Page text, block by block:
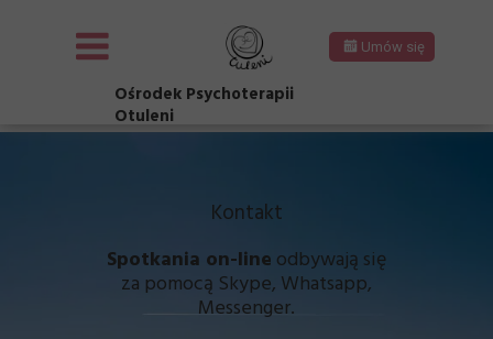
Ośrodek Psychoterapii
Otuleni
Umów się
Kontakt
Spotkania on-line odbywają się
za pomocą Skype, Whatsapp,
Messenger.